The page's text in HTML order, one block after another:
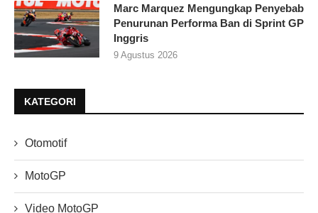
Marc Marquez Mengungkap Penyebab
Penurunan Performa Ban di Sprint GP
Inggris
9 Agustus 2026
KATEGORI
Otomotif
MotoGP
Video MotoGP